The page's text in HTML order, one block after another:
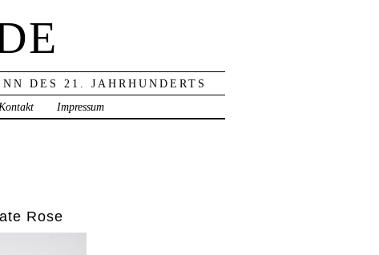
DES 21. JAHRHUNDERTS
Kontakt Impressum
Rose